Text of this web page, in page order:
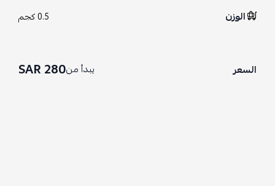
الوزن 0.5 كجم
السعر يبدأ من280 SAR